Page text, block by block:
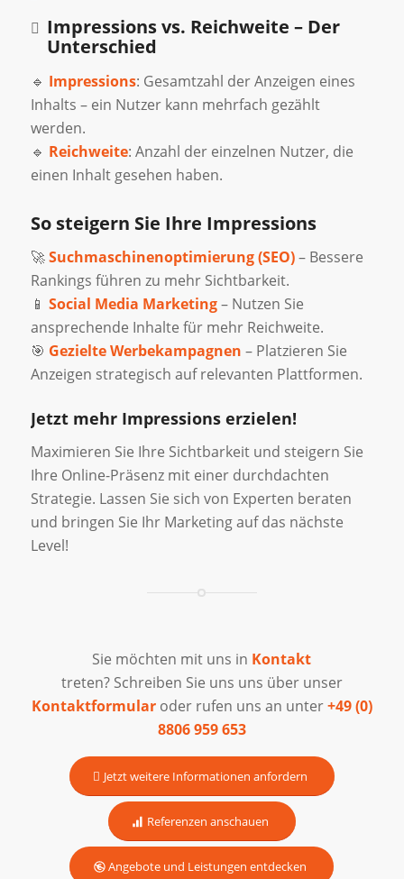
Impressions vs. Reichweite – Der
Unterschied
🔹 Impressions: Gesamtzahl der Anzeigen eines
Inhalts – ein Nutzer kann mehrfach gezählt
werden.
🔹 Reichweite: Anzahl der einzelnen Nutzer, die
einen Inhalt gesehen haben.
So steigern Sie Ihre Impressions
🚀Suchmaschinenoptimierung (SEO)– Bessere
Rankings führen zu mehr Sichtbarkeit.
📱 Social Media Marketing– Nutzen Sie
ansprechende Inhalte für mehr Reichweite.
🎯 Gezielte Werbekampagnen – Platzieren Sie
Anzeigen strategisch auf relevanten Plattformen.
Jetzt mehr Impressions erzielen!
Maximieren Sie Ihre Sichtbarkeit und steigern Sie
Ihre Online-Präsenz mit einer durchdachten
Strategie. Lassen Sie sich von Experten beraten
und bringen Sie Ihr Marketing auf das nächste
Level!
Sie möchten mit uns in Kontakt
treten? Schreiben Sie uns uns über unser
Kontaktformular oder rufen uns an unter+49 (0)
8806 959 653
Jetzt weitere Informationen anfordern
Referenzen anschauen
Angebote und Leistungen entdecken